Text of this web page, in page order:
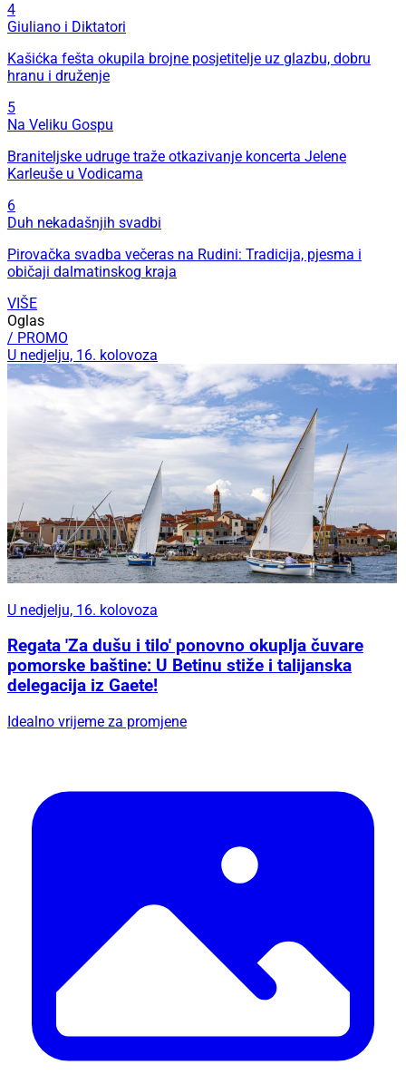
4
Giuliano i Diktatori
Kašićka fešta okupila brojne posjetitelje uz glazbu, dobru
hranu i druženje
5
Na Veliku Gospu
Braniteljske udruge traže otkazivanje koncerta Jelene
Karleuše u Vodicama
6
Duh nekadašnjih svadbi
Pirovačka svadba večeras na Rudini: Tradicija, pjesma i
običaji dalmatinskog kraja
VIŠE
Oglas
/ PROMO
U nedjelju, 16. kolovoza
U nedjelju, 16. kolovoza
Regata 'Za dušu i tilo' ponovno okuplja čuvare
pomorske baštine: U Betinu stiže i talijanska
delegacija iz Gaete!
Idealno vrijeme za promjene